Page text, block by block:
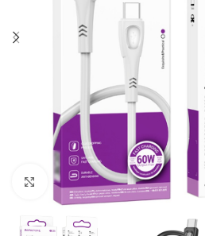
Click to enlarge